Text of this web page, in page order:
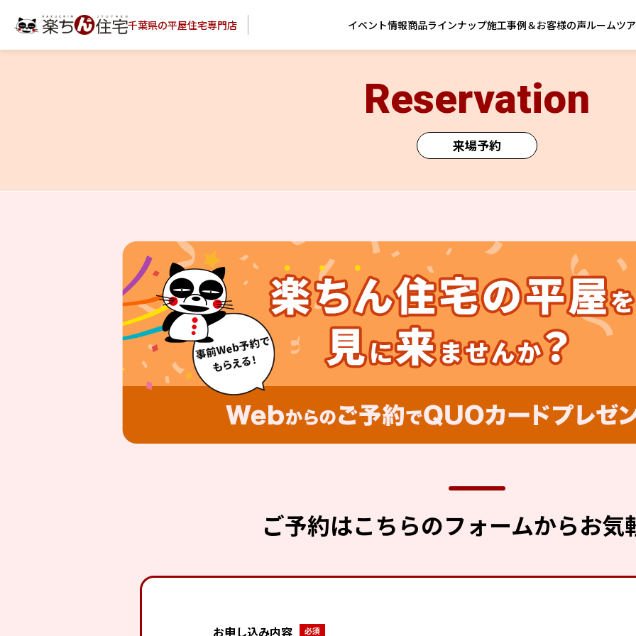
千葉県の平屋住宅専門店 イベント情報商品ラインナップ施工事例＆お客様の声ルームツ
来場予約
Reservation
ご予約はこちらのフォームからお気
お申し込み内容